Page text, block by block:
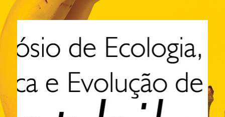
XI Simpósio de
Ecologia, Genética e
Evolução de Drosophila